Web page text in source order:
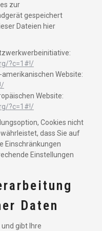
zur
gespeichert
Dateien hier
?c=1#!/
Website:
Website:
?c=1#!/
Cookies nicht
dass Sie auf
Einschränkungen
Einstellungen
Daten
gibt Ihre